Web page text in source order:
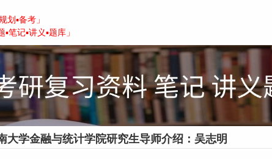
划▪备考」
笔记▪讲义▪题库」
大学金融与统计学院研究生导师介绍：吴志明